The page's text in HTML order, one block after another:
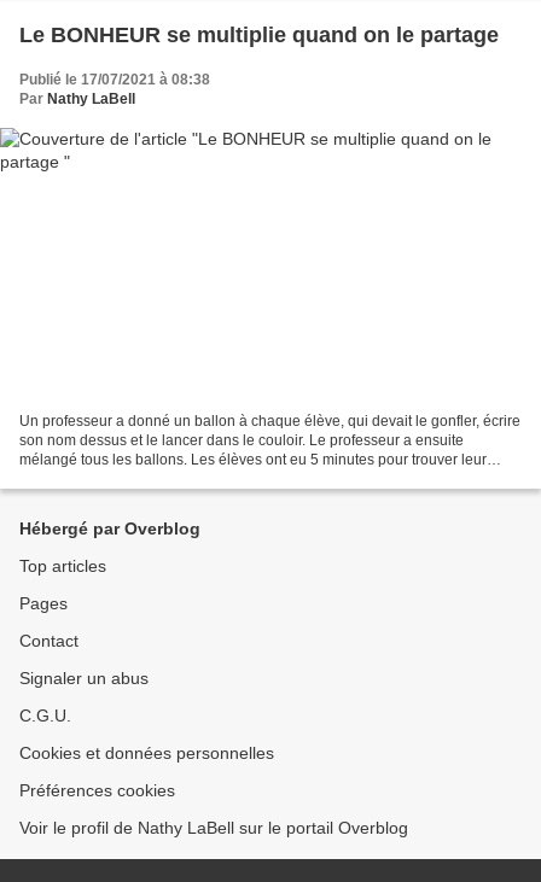
Le BONHEUR se multiplie quand on le partage
Publié le 17/07/2021 à 08:38
Par Nathy LaBell
Un professeur a donné un ballon à chaque élève, qui devait le gonfler, écrire
son nom dessus et le lancer dans le couloir. Le professeur a ensuite
mélangé tous les ballons. Les élèves ont eu 5 minutes pour trouver leur
Hébergé par Overblog
Top articles
Pages
Contact
Signaler un abus
C.G.U.
Cookies et données personnelles
Préférences cookies
Voir le profil de Nathy LaBell sur le portail Overblog